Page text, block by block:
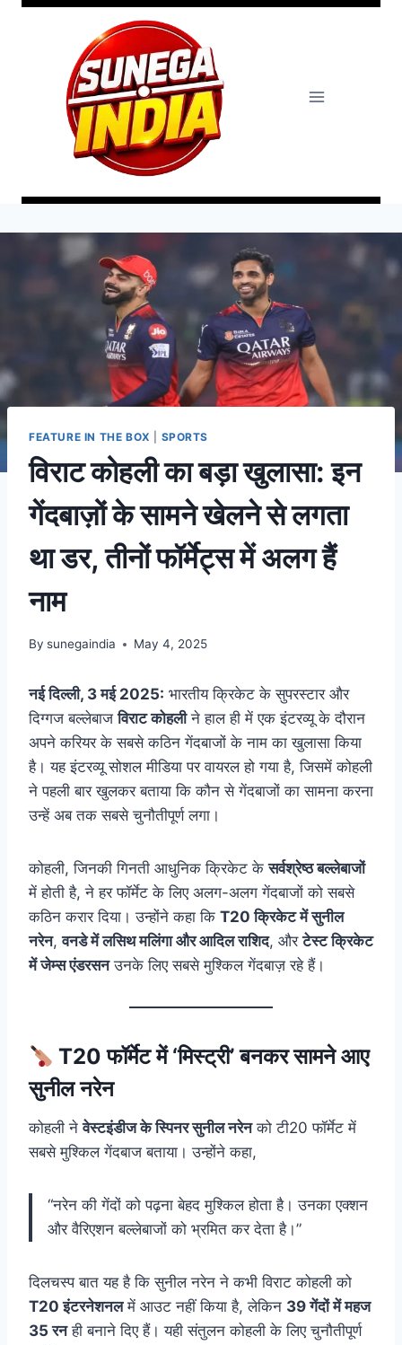
FEATURE IN THE BOX SPORTS
विराट कोहली का बड़ा खुलासा: इन
गेंदबाज़ों के सामने खेलने से लगता
था डर, तीनों फॉर्मेट्स में अलग हैं
नाम
By sunegaindia May 4, 2025
नई दिल्ली, 3 मई 2025: भारतीय क्रिकेट के सुपरस्टार और
दिग्गज बल्लेबाजविराट कोहलीने हाल ही में एक इंटरव्यू के दौरान
अपने करियर के सबसे कठिन गेंदबाजों के नाम का खुलासा किया
है। यह इंटरव्यू सोशल मीडिया पर वायरल हो गया है, जिसमें कोहली
ने पहली बार खुलकर बताया कि कौन से गेंदबाजों का सामना करना
उन्हें अब तक सबसे चुनौतीपूर्ण लगा।
कोहली, जिनकी गिनती आधुनिक क्रिकेट केसर्वश्रेष्ठ बल्लेबाजों
में होती है, ने हर फॉर्मेट के लिए अलग-अलग गेंदबाजों को सबसे
कठिन करार दिया। उन्होंने कहा कि T20 क्रिकेट में सुनील
नरेन,वनडे में लसिथ मलिंगा और आदिल राशिद, औरटेस्ट क्रिकेट
में जेम्स एंडरसनउनके लिए सबसे मुश्किल गेंदबाज़ रहे हैं।
T20 फॉर्मेट में ‘मिस्ट्री’ बनकर सामने आए
सुनील नरेन
कोहली नेवेस्टइंडीज के स्पिनर सुनील नरेनको टी20 फॉर्मेट में
सबसे मुश्किल गेंदबाज बताया। उन्होंने कहा,
“नरेन की गेंदों को पढ़ना बेहद मुश्किल होता है। उनका एक्शन
और वैरिएशन बल्लेबाजों को भ्रमित कर देता है।”
दिलचस्प बात यह है कि सुनील नरेन ने कभी विराट कोहली को
T20 इंटरनेशनलमें आउट नहीं किया है, लेकिन 39 गेंदों में महज
35 रनही बनाने दिए हैं। यही संतुलन कोहली के लिए चुनौतीपूर्ण